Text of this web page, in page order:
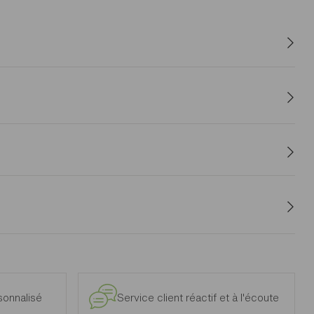
au sol : idéal dans les espaces restreints. Un boitier
d'un bureau design et ultra fonctionnel.
et intérieur, à l’exclusion des modèles d’exposition.
Service client réactif et à l'écoute